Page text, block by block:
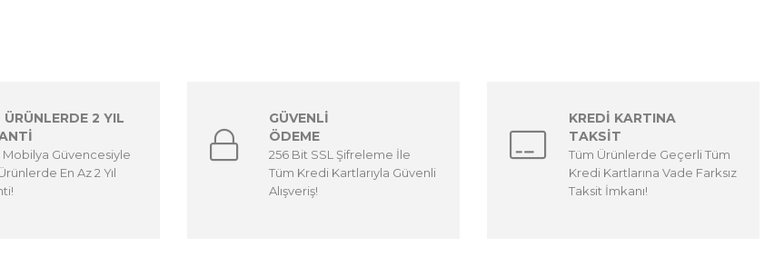
ÜRÜNLERDE 2 YIL
Mobilya Güvencesiyle
En Az 2 Yıl
GÜVENLİ
ÖDEME
256 Bit SSL Şifreleme İle
Tüm Kredi Kartlarıyla Güvenli
Alışveriş!
KREDİ KARTINA
TAKSİT
Tüm Ürünlerde Geçerli Tüm
Kredi Kartlarına Vade Farksız
Taksit İmkanı!